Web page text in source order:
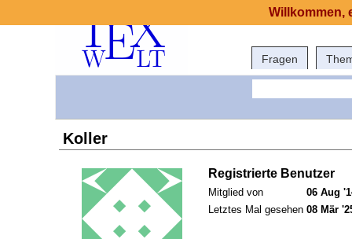
Fragen
Koller
Registrierte Benutzer
Mitglied von
06 Aug
Letztes Mal gesehen 08 Mär
Willkommen,